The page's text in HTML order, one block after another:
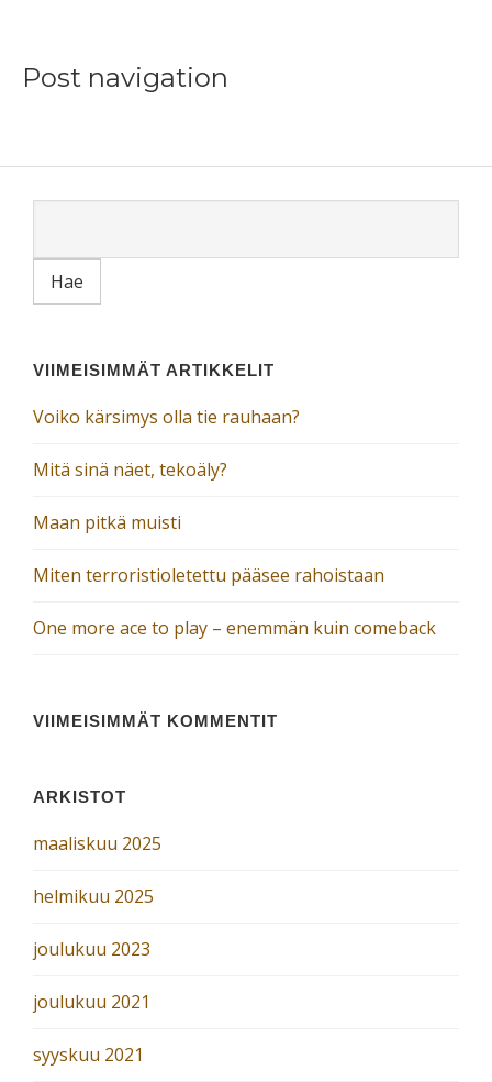
Post navigation
VIIMEISIMMÄT ARTIKKELIT
Voiko kärsimys olla tie rauhaan?
Mitä sinä näet, tekoäly?
Maan pitkä muisti
Miten terroristioletettu pääsee rahoistaan
One more ace to play – enemmän kuin comeback
VIIMEISIMMÄT KOMMENTIT
ARKISTOT
maaliskuu 2025
helmikuu 2025
joulukuu 2023
joulukuu 2021
syyskuu 2021